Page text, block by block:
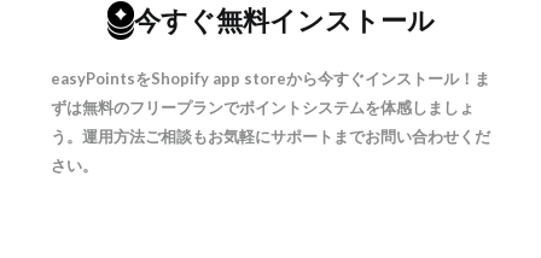
今すぐ無料インストール
easyPointsをShopify app storeから今すぐインストール！ま
ずは無料のフリープランでポイントシステムを体感しましょ
う。運用方法ご相談もお気軽にサポートまでお問い合わせくだ
さい。